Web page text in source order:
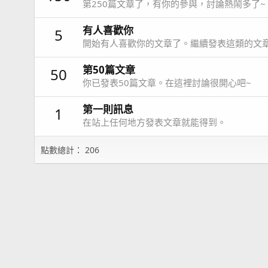
第250篇文章了，有你的參與，討論熱鬧多了~
5 有人喜歡你
開始有人喜歡你的文章了。繼續發表這類的文
50 第50篇文章
你已發表50篇文章。在這裡討論很開心吧~
1 第一則訊息
在站上任何地方發表文章就能得到。
點數總計： 206